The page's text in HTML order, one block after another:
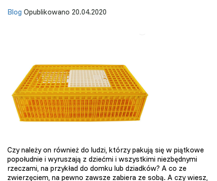
Blog Opublikowano 20.04.2020
Czy należy on również do ludzi, którzy pakują się w piątkowe
popołudnie i wyruszają z dziećmi i wszystkimi niezbędnymi
rzeczami, na przykład do domku lub dziadków? A co ze
zwierzęciem, na pewno zawsze zabiera ze sobą. A czy wiesz,